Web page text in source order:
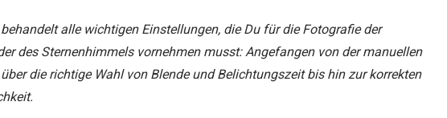
alle wichtigen Einstellungen, die Du für die Fotografie der
des Sternenhimmels vornehmen musst: Angefangen von der manuellen
die richtige Wahl von Blende und Belichtungszeit bis hin zur korrekten